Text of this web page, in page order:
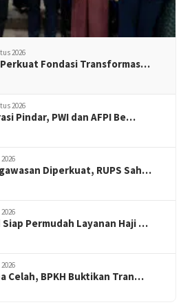
2026
Fondasi Transformas…
2026
Pindar, PWI dan AFPI Be…
Diperkuat, RUPS Sah…
Siap Permudah Layanan Haji …
Celah, BPKH Buktikan Tran…